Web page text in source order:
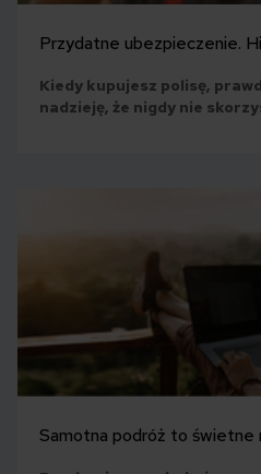
Przydatne ubezpieczenie.
Kiedy kupujesz polisę,
nadzieję, że nigdy nie
Samotna podróż to świetne